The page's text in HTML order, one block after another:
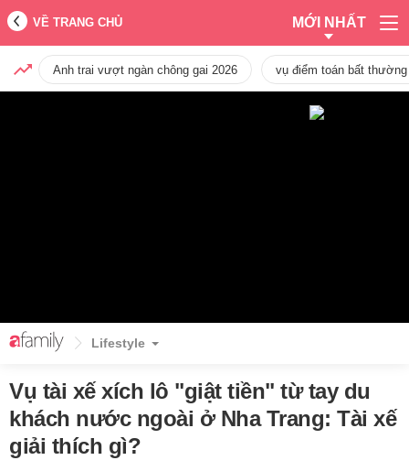
VỀ TRANG CHỦ MỚI NHẤT
Anh trai vượt ngàn chông gai 2026 vụ điểm toán bất
Lifestyle
Vụ tài xế xích lô "giật tiền" từ tay du
khách nước ngoài ở Nha Trang: Tài xế
giải thích gì?